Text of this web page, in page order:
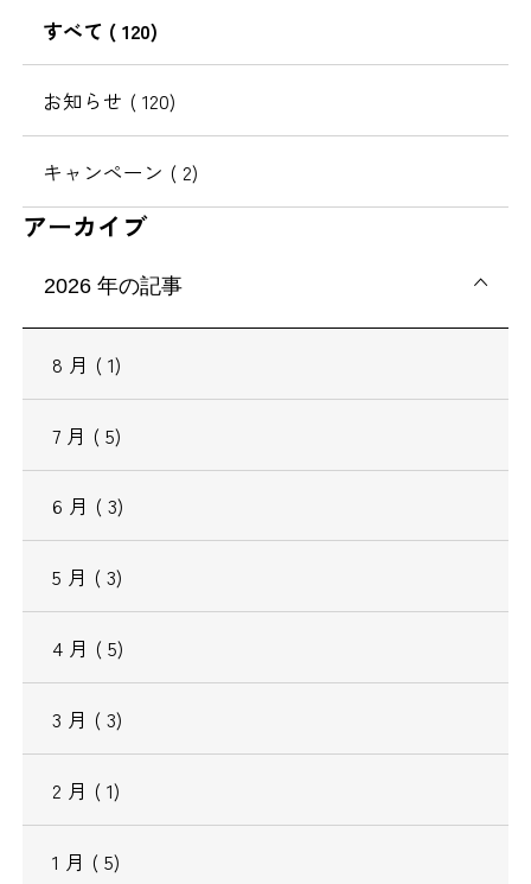
動
すべて ( 120)
お知らせ ( 120)
キャンペーン ( 2)
アーカイブ
2026 年の記事
8 月 ( 1)
7 月 ( 5)
6 月 ( 3)
5 月 ( 3)
4 月 ( 5)
3 月 ( 3)
2 月 ( 1)
1 月 ( 5)